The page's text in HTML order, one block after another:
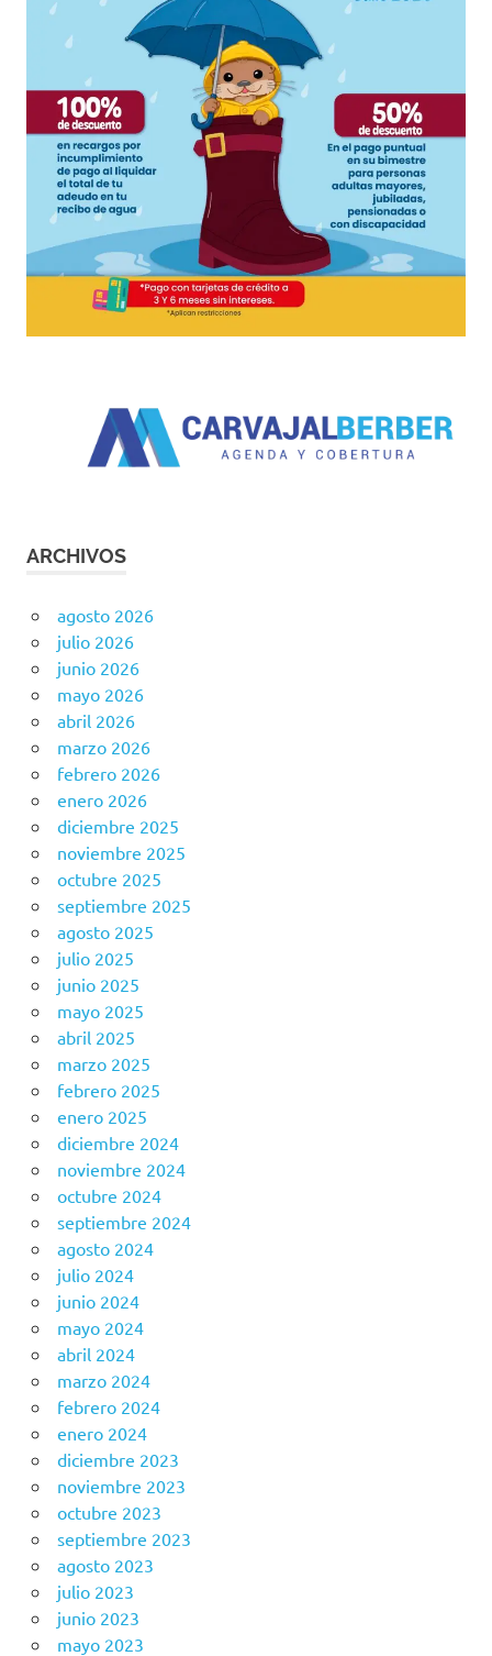
ARCHIVOS
agosto 2026
julio 2026
junio 2026
mayo 2026
abril 2026
marzo 2026
febrero 2026
enero 2026
diciembre 2025
noviembre 2025
octubre 2025
septiembre 2025
agosto 2025
julio 2025
junio 2025
mayo 2025
abril 2025
marzo 2025
febrero 2025
enero 2025
diciembre 2024
noviembre 2024
octubre 2024
septiembre 2024
agosto 2024
julio 2024
junio 2024
mayo 2024
abril 2024
marzo 2024
febrero 2024
enero 2024
diciembre 2023
noviembre 2023
octubre 2023
septiembre 2023
agosto 2023
julio 2023
junio 2023
mayo 2023